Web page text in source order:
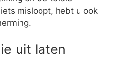
misloopt, hebt u ook
uit laten